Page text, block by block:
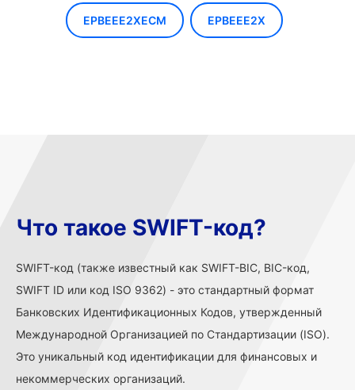
EPBEEE2XECM EPBEEE2X
Что такое SWIFT-код?
SWIFT-код (также известный как SWIFT-BIC, BIC-код,
SWIFT ID или код ISO 9362) - это стандартный формат
Банковских Идентификационных Кодов, утвержденный
Международной Организацией по Стандартизации (ISO).
Это уникальный код идентификации для финансовых и
некоммерческих организаций.